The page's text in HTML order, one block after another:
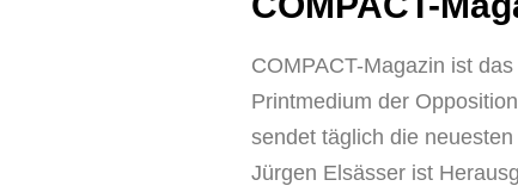
COMPACT-Magazin ist
Printmedium der
sendet täglich die
Jürgen Elsässer ist